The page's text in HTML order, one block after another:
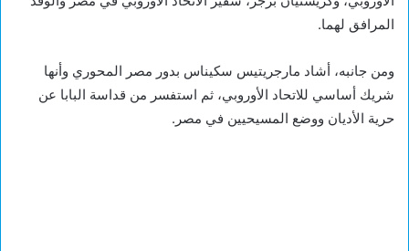
المرافق لهما.
ومن جانبه، أشاد مارجريتيس سكيناس بدور مصر المحوري وأنها
شريك أساسي للاتحاد الأوروبي، ثم استفسر من قداسة البابا عن
حرية الأديان ووضع المسيحيين في مصر.